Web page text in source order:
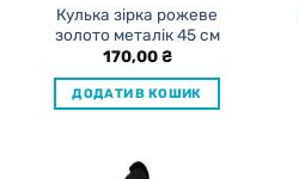
Кулька зірка рожеве
золото металік 45 см
170,00₴
ДОДАТИ В КОШИК